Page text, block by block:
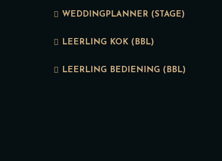
WEDDINGPLANNER (STAGE)
LEERLING KOK (BBL)
LEERLING BEDIENING (BBL)